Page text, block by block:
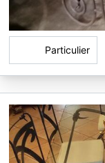
Particulier